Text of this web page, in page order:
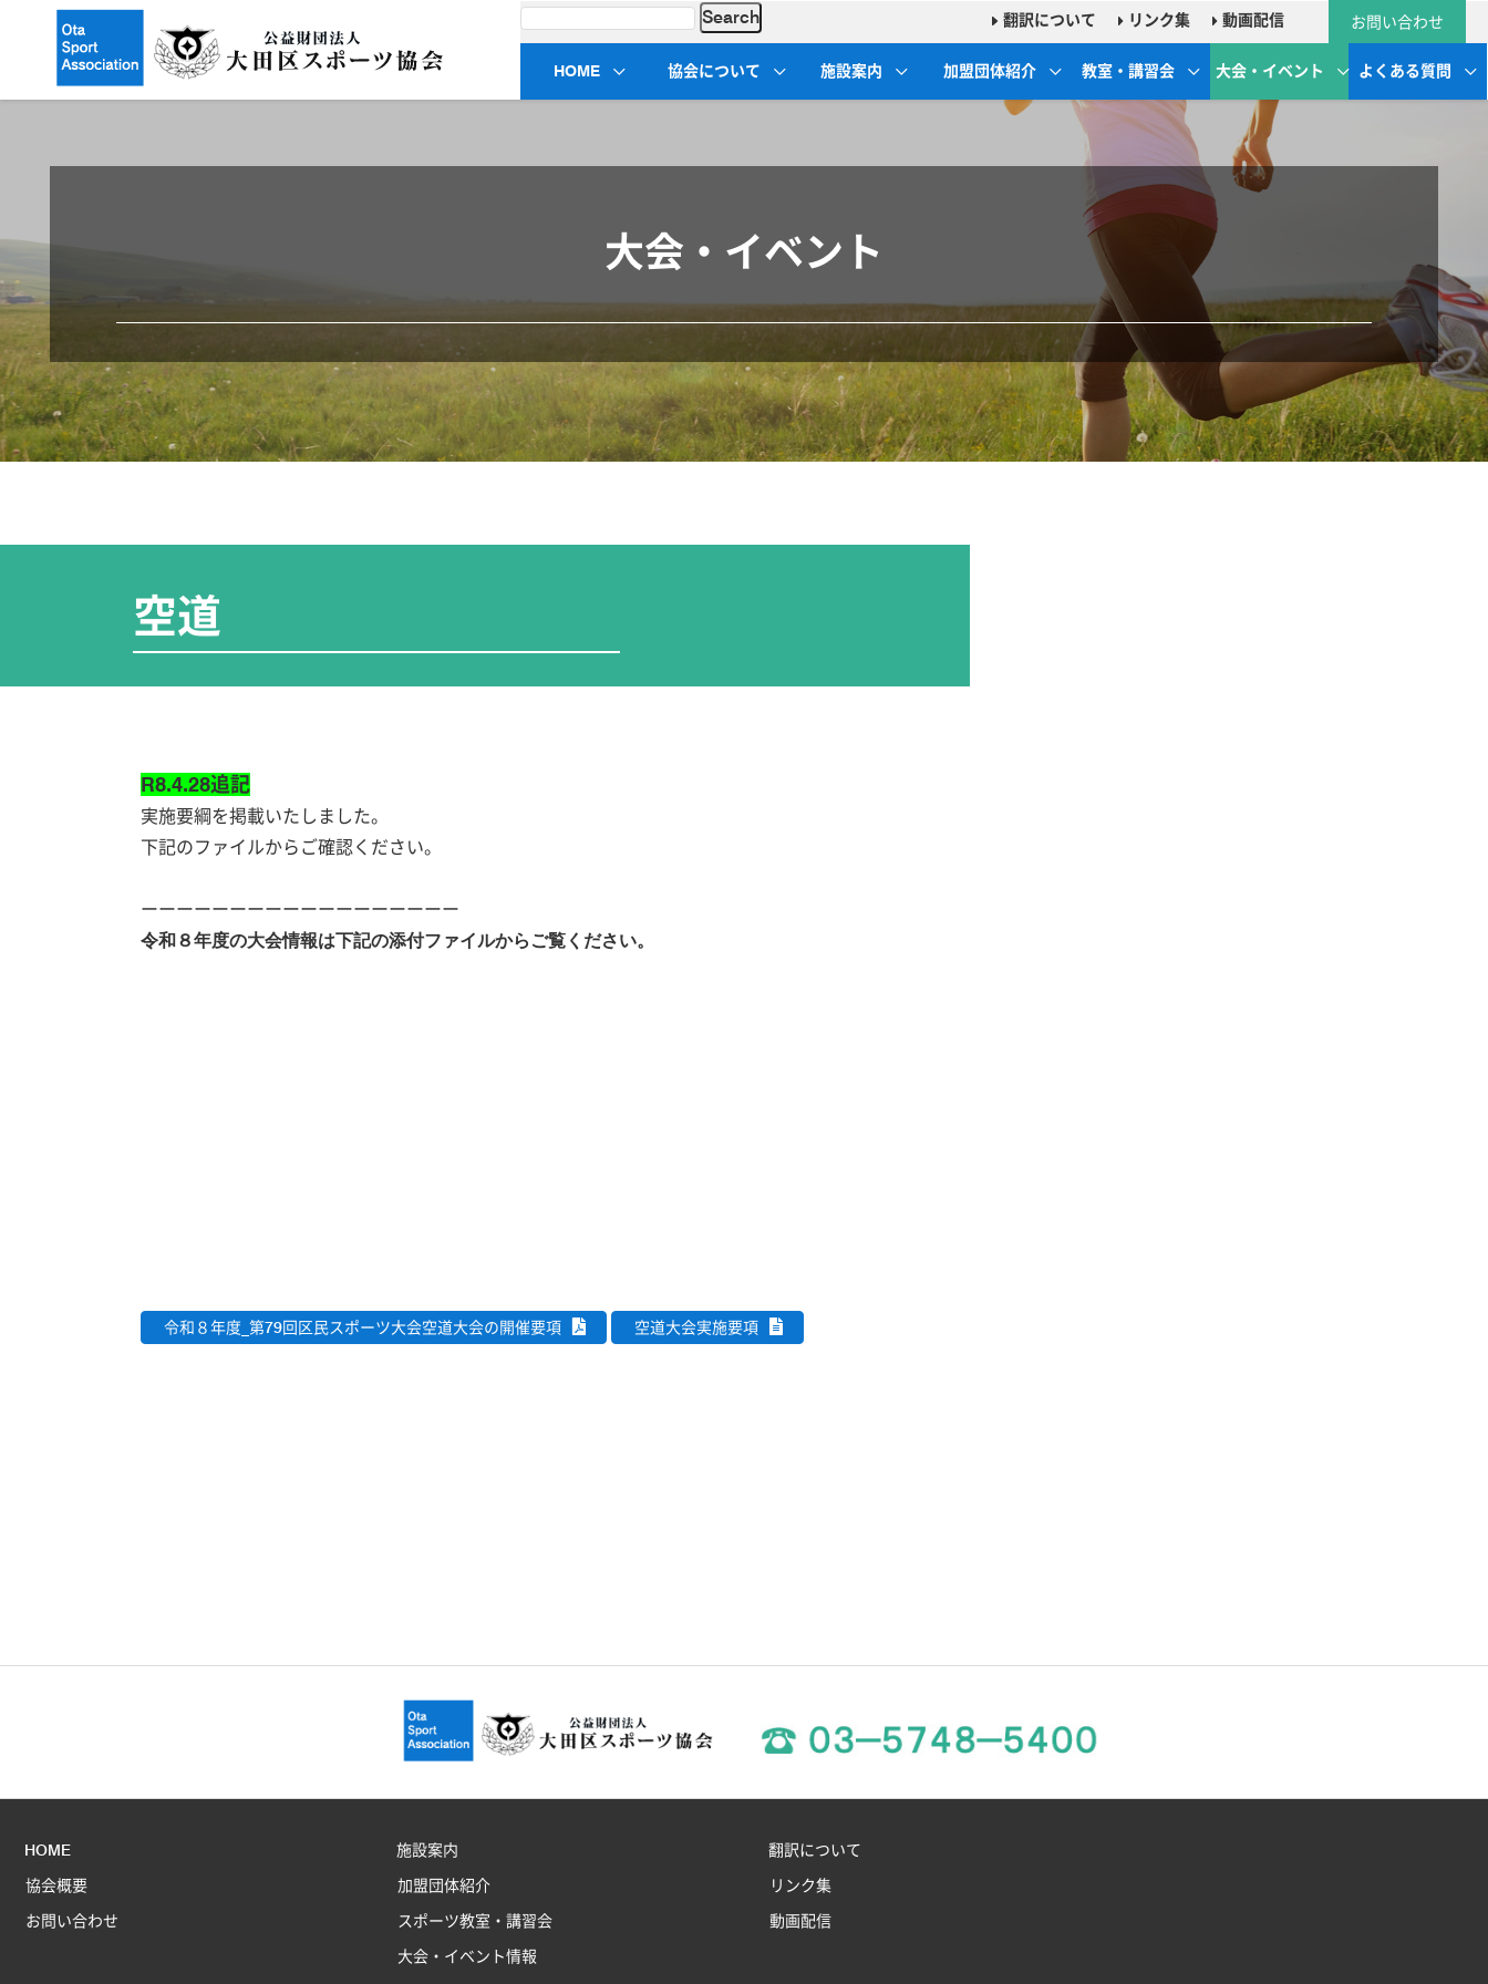
翻訳について リンク集 動画配信 お問い合わせ
HOME 協会について 施設案内 加盟団体紹介 教室・講習会 大会・イベント よくある質問
大会・イベント
空道
R8.4.28追記
実施要綱を掲載いたしました。
下記のファイルからご確認ください。
ーーーーーーーーーーーーーーーーーー
令和８年度の大会情報は下記の添付ファイルからご覧ください。
令和８年度_第79回区民スポーツ大会空道大会の開催要項 空道大会実施要項
HOME
協会概要
お問い合わせ
施設案内
加盟団体紹介
スポーツ教室・講習会
大会・イベント情報
翻訳について
リンク集
動画配信